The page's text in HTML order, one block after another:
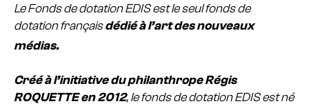
Le Fonds de dotation EDIS est le seul fonds de
dotation françaisdédié à l’art des nouveaux
médias.
Créé à l’initiative du philanthrope Régis
ROQUETTE en 2012, le fonds de dotation EDIS est né